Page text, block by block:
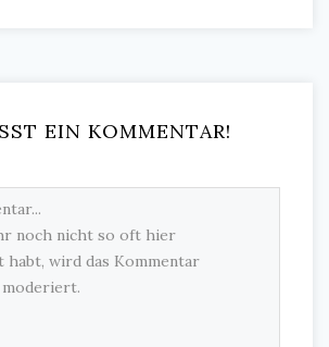
EIN KOMMENTAR!